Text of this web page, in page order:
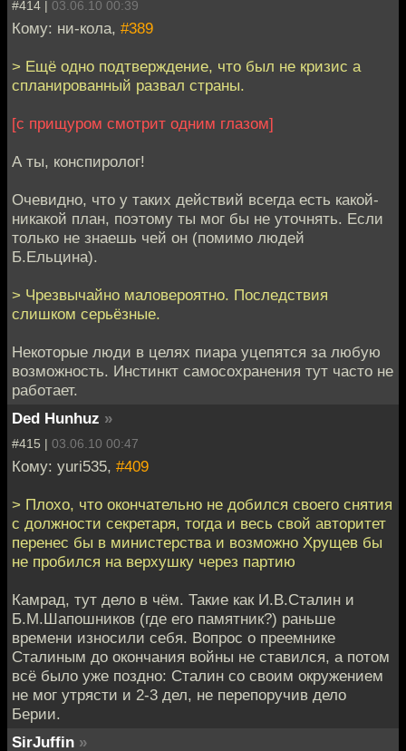
#414 | 03.06.10 00:39
Кому: ни-кола, #389
> Ещё одно подтверждение, что был не кризис а
спланированный развал страны.
[с прищуром смотрит одним глазом]
А ты, конспиролог!
Очевидно, что у таких действий всегда есть какой-
никакой план, поэтому ты мог бы не уточнять. Если
только не знаешь чей он (помимо людей
Б.Ельцина).
> Чрезвычайно маловероятно. Последствия
слишком серьёзные.
Некоторые люди в целях пиара уцепятся за любую
возможность. Инстинкт самосохранения тут часто не
работает.
Ded Hunhuz »
#415 | 03.06.10 00:47
Кому: yuri535, #409
> Плохо, что окончательно не добился своего снятия
с должности секретаря, тогда и весь свой авторитет
перенес бы в министерства и возможно Хрущев бы
не пробился на верхушку через партию
Камрад, тут дело в чём. Такие как И.В.Сталин и
Б.М.Шапошников (где его памятник?) раньше
времени износили себя. Вопрос о преемнике
Сталиным до окончания войны не ставился, а потом
всё было уже поздно: Сталин со своим окружением
не мог утрясти и 2-3 дел, не перепоручив дело
Берии.
SirJuffin »